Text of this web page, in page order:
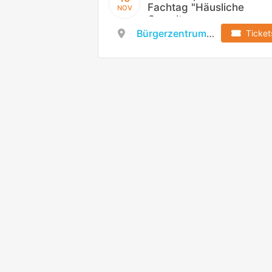
NOV
Fachtag "Häusliche
Gewalt -
Auswirkungen auf
die Entwicklung von
Kindern"
Bürgerzentrum Elsenfeld